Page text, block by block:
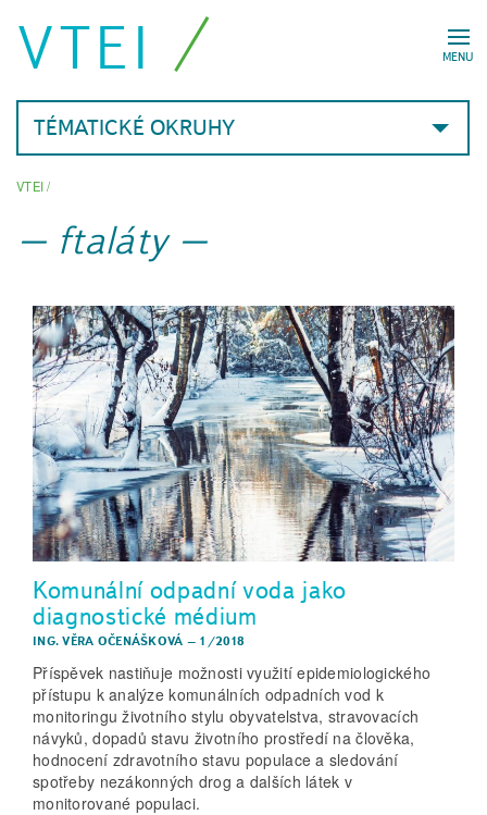
MENU
VTEI
TÉMATICKÉ OKRUHY
VTEI/
ftaláty
Komunální odpadní voda jako
diagnostické médium
ING. VĚRA OČENÁŠKOVÁ – 1/2018
Příspěvek nastiňuje možnosti využití epidemiologického
přístupu k analýze komunálních odpadních vod k
monitoringu životního stylu obyvatelstva, stravovacích
návyků, dopadů stavu životního prostředí na člověka,
hodnocení zdravotního stavu populace a sledování
spotřeby nezákonných drog a dalších látek v
monitorované populaci.